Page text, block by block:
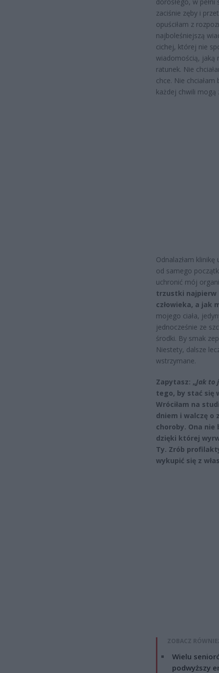
zaciśnie zęby i
opuściłam z
najboleśniejszą
cichej, której nie
wiadomością, jaką
ratunek. Nie
chce. Nie
każdej chwili
Odnalazłam
od samego
uchronić mój
trzustki najpierw
człowieka, a jak
mojego ciała,
jednocześnie ze
środki. By smak
Niestety, dalsze
wstrzymane.
Zapytasz: „Jak to
tego, by stać się
Wróciłam na
dniem i walczę o
choroby. Ona
dzięki której
Ty. Zrób
wykupić się z
ZOBACZ
Wielu
podwyższy